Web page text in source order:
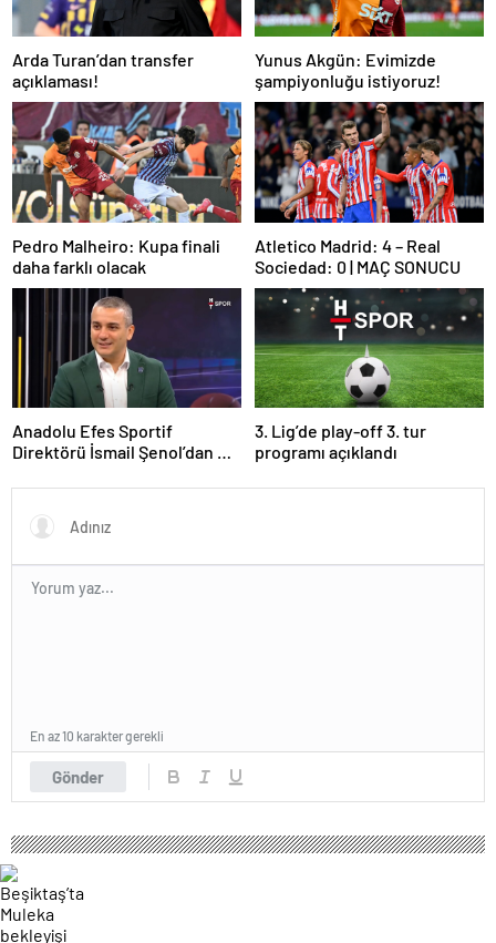
Arda Turan’dan transfer
açıklaması!
Yunus Akgün: Evimizde
şampiyonluğu istiyoruz!
Pedro Malheiro: Kupa finali
daha farklı olacak
Atletico Madrid: 4 – Real
Sociedad: 0 | MAÇ SONUCU
Anadolu Efes Sportif
Direktörü İsmail Şenol’dan HT
Four’un hayalini kuruyorduk!
3. Lig’de play-off 3. tur
programı açıklandı
Gönder
En az 10 karakter gerekli